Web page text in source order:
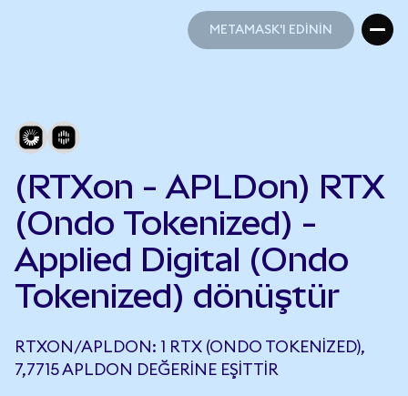
METAMASK'I EDİNİN
(RTXon - APLDon) RTX
(Ondo Tokenized) -
Applied Digital (Ondo
Tokenized) dönüştür
RTXON/APLDON: 1 RTX (ONDO TOKENIZED),
7,7715 APLDON DEĞERINE EŞITTIR